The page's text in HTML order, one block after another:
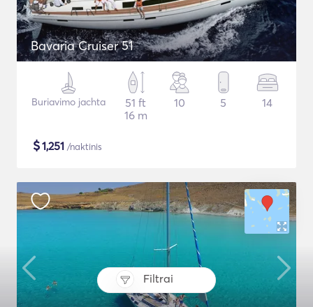
Filtrai
Bavaria Cruiser 51
Buriavimo jachta
51 ft
16 m
10 5 14
$1,251 /naktinis